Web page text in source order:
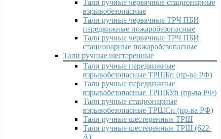
Тали ручные червячные стационарные
взрывобезопасные
Тали ручные червячные ТРЧ ПБИ
передвижные пожаробезопасные
Тали ручные червячные ТРЧ ПБИ
стационарные пожаробезопасные
Тали ручные шестеренные
Тали ручные передвижные
взрывобезопасные ТРШБп (пр-ва РФ)
Тали ручные передвижные
взрывобезопасные ТРШБУп (пр-ва РФ)
Тали ручные стационарные
взрывобезопасные ТРШСп (пр-ва РФ)
Тали ручные шестеренные ТРШ
Тали ручные шестеренные ТРШ (622-
A)